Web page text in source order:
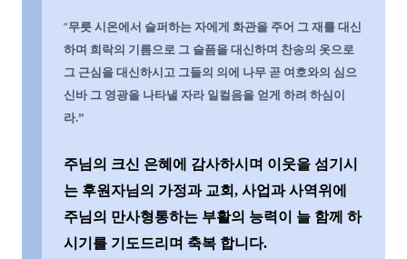
“무릇 시온에서 슬퍼하는 자에게 화관을 주어 그 재를 대신
하며 희락의 기름으로 그 슬픔을 대신하며 찬송의 옷으로
그 근심을 대신하시고 그들의 의에 나무 곧 여호와의 심으
신바 그 영광을 나타낼 자라 일컬음을 얻게 하려 하심이
라.”
주님의 크신 은혜에 감사하시며 이웃을 섬기시
는 후원자님의 가정과 교회 , 사업과 사역위에
주님의 만사형통하는 부활의 능력이 늘 함께 하
시기를 기도드리며 축복 합니다.